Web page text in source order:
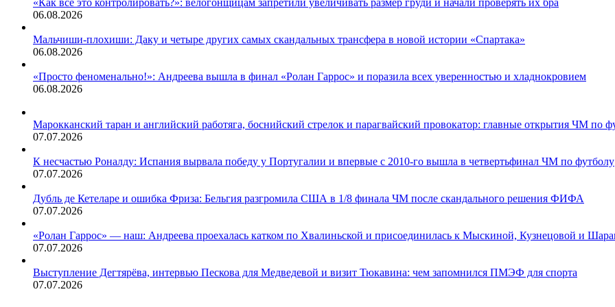
06.08.2026
Мальчиши-плохиши: Даку и четыре других самых скандальных трансфера в новой истории «Спартака»
06.08.2026
«Просто феноменально!»: Андреева вышла в финал «Ролан Гаррос» и поразила всех уверенностью и хладнокровием
06.08.2026
Марокканский таран и английский работяга, боснийский стрелок и парагвайский провокатор: главные открытия ЧМ по
07.07.2026
К несчастью Роналду: Испания вырвала победу у Португалии и впервые с 2010-го вышла в четвертьфинал ЧМ по футболу
07.07.2026
Дубль де Кетеларе и ошибка Фриза: Бельгия разгромила США в 1/8 финала ЧМ после скандального решения ФИФА
07.07.2026
«Ролан Гаррос» — наш: Андреева проехалась катком по Хвалиньской и присоединилась к Мыскиной, Кузнецовой и
07.07.2026
Выступление Дегтярёва, интервью Пескова для Медведевой и визит Тюкавина: чем запомнился ПМЭФ для спорта
07.07.2026